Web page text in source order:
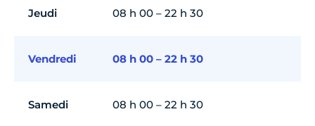
Jeudi 08 h 00 – 22 h 30
Vendredi 08 h 00 – 22 h 30
Samedi 08 h 00 – 22 h 30